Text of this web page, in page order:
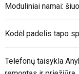
Moduliniai namai:
Kodėl padelis tapo
Telefonų taisykla